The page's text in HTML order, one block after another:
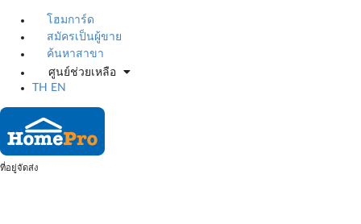
โฮมการ์ด
สมัครเป็นผู้ขาย
ค้นหาสาขา
ศูนย์ช่วยเหลือ
TH
EN
ที่อยู่จัดส่ง